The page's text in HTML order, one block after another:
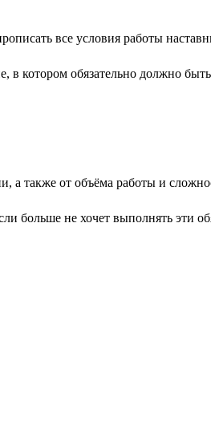
все условия работы
в котором обязательно должно
а также от объёма работы и
больше не хочет выполнять эти